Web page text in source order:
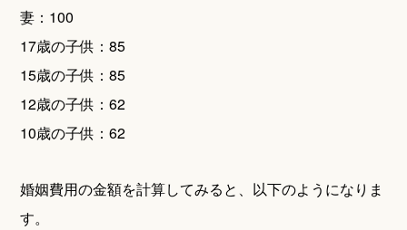
妻：100
17歳の子供：85
15歳の子供：85
12歳の子供：62
10歳の子供：62
婚姻費用の金額を計算してみると、以下のようになりま
す。